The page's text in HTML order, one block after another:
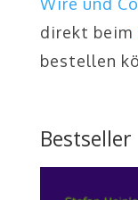
direkt beim
bestellen
Bestseller